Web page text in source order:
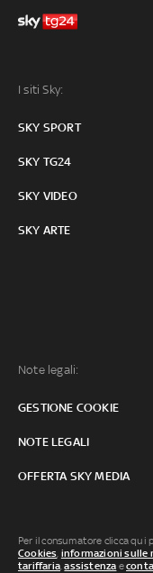
I siti Sky:
SKY SPORT
SKY TG24
SKY VIDEO
SKY ARTE
Note legali:
GESTIONE COOKIE
NOTE LEGALI
OFFERTA SKY MEDIA
Per il consumatore clicca qui
Cookies, informazioni sulle
tariffaria,assistenza e